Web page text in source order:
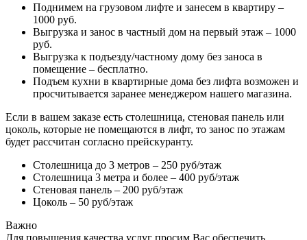
Поднимем на грузовом лифте и занесем в квартиру –
1000 руб.
Выгрузка и занос в частный дом на первый этаж – 1000
руб.
Выгрузка к подъезду/частному дому без заноса в
помещение – бесплатно.
Подъем кухни в квартирные дома без лифта возможен и
просчитывается заранее менеджером нашего магазина.
Если в вашем заказе есть столешница, стеновая панель или
цоколь, которые не помещаются в лифт, то занос по этажам
будет рассчитан согласно прейскуранту.
Столешница до 3 метров – 250 руб/этаж
Столешница 3 метра и более – 400 руб/этаж
Стеновая панель – 200 руб/этаж
Цоколь – 50 руб/этаж
Важно
Для повышения качества услуг просим Вас обеспечить